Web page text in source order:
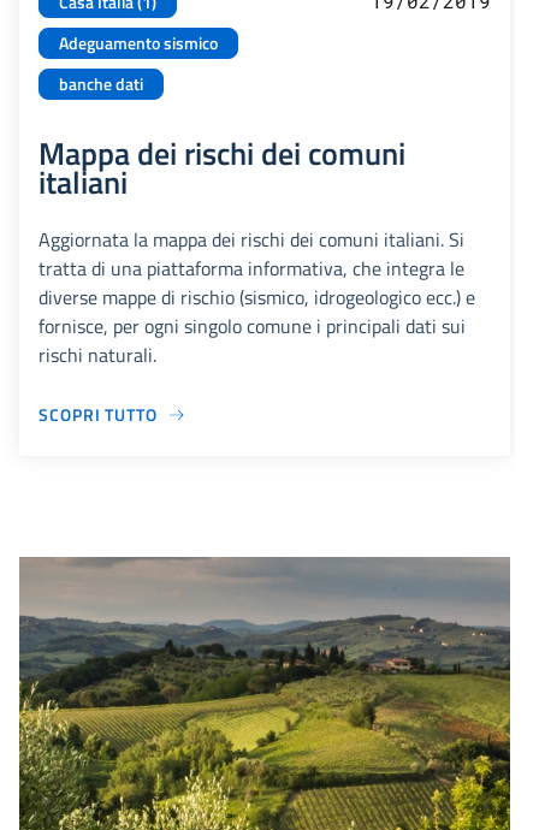
Adeguamento sismico
banche dati
Mappa dei rischi dei comuni
italiani
Aggiornata la mappa dei rischi dei comuni italiani. Si
tratta di una piattaforma informativa, che integra le
diverse mappe di rischio (sismico, idrogeologico ecc.) e
fornisce, per ogni singolo comune i principali dati sui
rischi naturali.
SCOPRI TUTTO